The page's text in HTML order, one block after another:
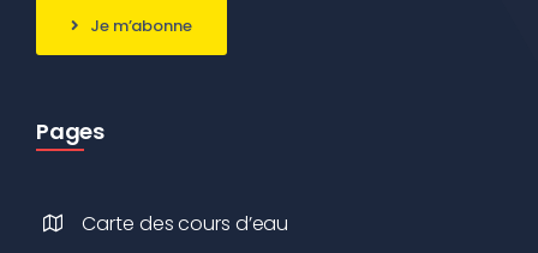
Je m’abonne
Pages
Carte des cours d’eau